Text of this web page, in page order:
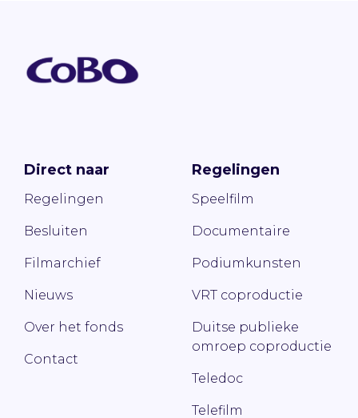
Direct naar
Regelingen
Besluiten
Filmarchief
Nieuws
Over het fonds
Contact
Regelingen
Speelfilm
Documentaire
Podiumkunsten
VRT coproductie
Duitse publieke
omroep coproductie
Teledoc
Telefilm